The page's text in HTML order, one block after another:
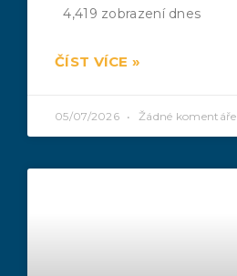
4,419 zobrazení dnes
ČÍST VÍCE »
05/07/2026 Žádné komentáře